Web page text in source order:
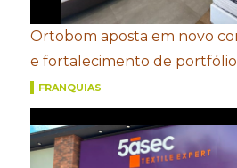
Ortobom aposta em novo
e fortalecimento de portfólio
FRANQUIAS